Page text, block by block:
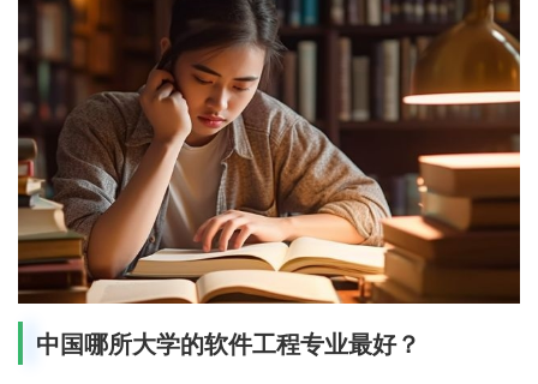
中国哪所大学的软件工程专业最好？